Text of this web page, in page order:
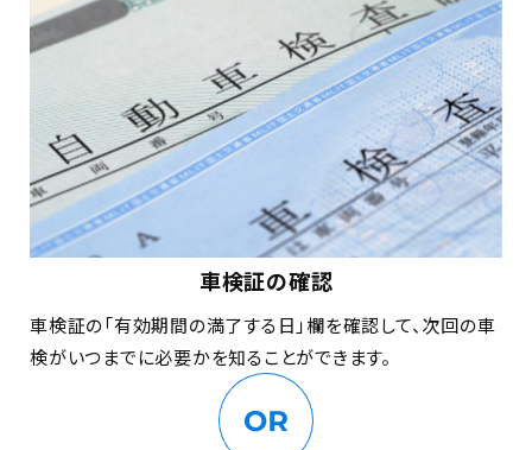
車検証の確認
車検証の「有効期間の満了する日」欄を確認して、次回の車
検がいつまでに必要かを知ることができます。